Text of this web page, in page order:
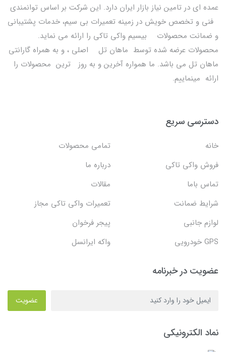
عمده ای در تامین نیاز بازار ایران دارد. این شرکت بر اساس توانمندی
فنی و تخصص خویش در زمینه تعمیرات بی سیم، خدمات پشتیبانی
و ضمانت محصولات بیسیم واکی تاکی را ارائه می نماید.
محصولات عرضه شده توسط ماهان تل اصلی ، و به همراه گارانتی
ماهان تل می باشد. ما همواره آخرین و به روز ترین محصولات را
ارائه مینماییم.
دسترسی سریع
خانه
تمامی محصولات
فروش واکی تاکی
درباره ما
تماس باما
مقالات
شرایط ضمانت
تعمیرات واکی تاکی مجاز
لوازم جانبی
پیجر فرخوان
GPS خودرویی
واکه ایرانسل
عضویت در خبرنامه
عضویت
نماد الکترونیکی